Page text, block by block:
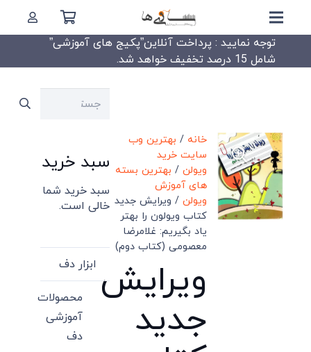
توجه نمایید : پرداخت آنلاین”پکیج های آموزشی”
شامل 15 درصد تخفیف خواهد شد.
خانه / بهترین وب
سایت خرید
ویولن / بهترین بسته
های آموزش
ویولن / ویرایش جدید
کتاب ویولون را بهتر
یاد بگیریم: غلامرضا
معصومی (کتاب دوم)
ویرایش
جدید
جستجو
سبد خرید
سبد خرید شما
خالی است.
ابزار دف
محصولات
آموزشی
دف